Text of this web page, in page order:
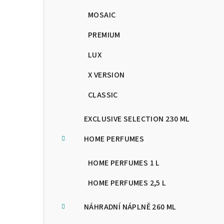
MOSAIC
PREMIUM
LUX
X VERSION
CLASSIC
EXCLUSIVE SELECTION 230 ML
HOME PERFUMES
HOME PERFUMES 1 L
HOME PERFUMES 2,5 L
NÁHRADNÍ NÁPLNĚ 260 ML